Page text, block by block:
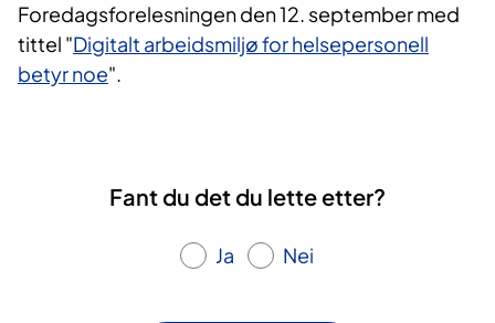
Foredagsforelesningen den 12. september med
tittel "Digitalt arbeidsmiljø for helsepersonell
betyr noe".
Fant du det du lette etter?
Ja Nei